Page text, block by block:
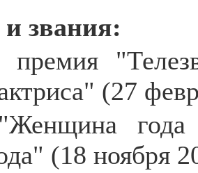
звания:
премия
(27
(18 ноября